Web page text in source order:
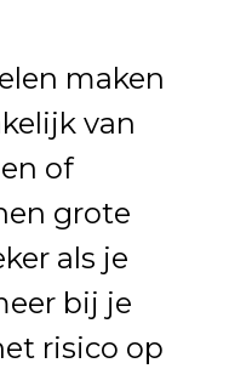
maken
van
of
grote
als je
bij je
risico op